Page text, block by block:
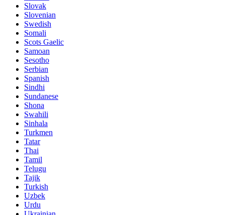
Slovak
Slovenian
Swedish
Somali
Scots Gaelic
Samoan
Sesotho
Serbian
Spanish
Sindhi
Sundanese
Shona
Swahili
Sinhala
Turkmen
Tatar
Thai
Tamil
Telugu
Tajik
Turkish
Uzbek
Urdu